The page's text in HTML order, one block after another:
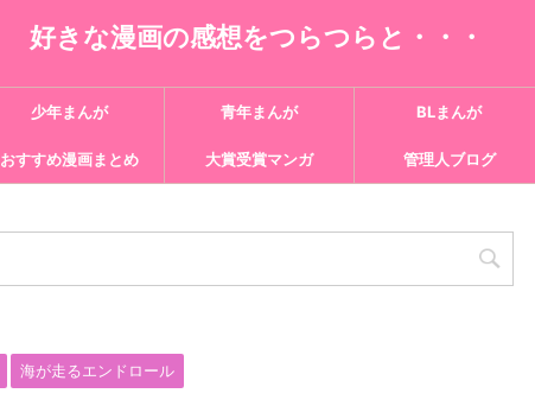
好きな漫画の感想をつらつらと・・・
少年まんが 青年まんが BLまんが
おすすめ漫画まとめ 大賞受賞マンガ 管理人ブログ
海が走るエンドロール